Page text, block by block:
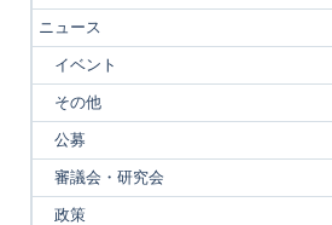
ニュース
イベント
その他
公募
審議会・研究会
政策